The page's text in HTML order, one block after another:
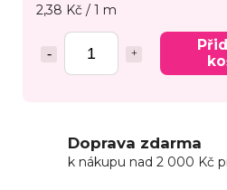
2,38 Kč / 1 m
Doprava zdarma
k nákupu nad 2 000 Kč